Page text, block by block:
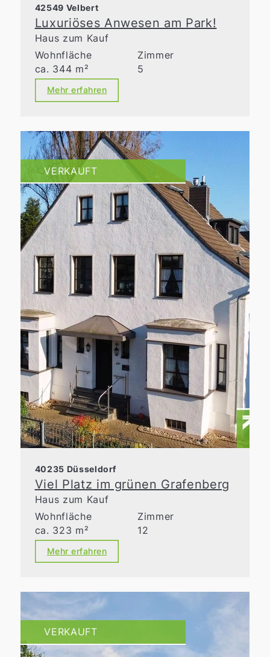
42549 Velbert
Luxuriöses Anwesen am Park!
Haus zum Kauf
Wohnfläche
ca. 344 m²
Zimmer
5
Mehr erfahren
VERKAUFT
40235 Düsseldorf
Viel Platz im grünen Grafenberg
Haus zum Kauf
Wohnfläche
ca. 323 m²
Zimmer
12
Mehr erfahren
VERKAUFT